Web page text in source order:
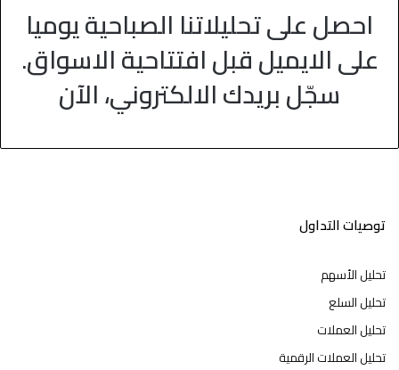
احصل على تحليلاتنا الصباحية يوميا
على الايميل قبل افتتاحية الاسواق.
سجّل بريدك الالكتروني، الآن
توصيات التداول
تحليل الأسهم
تحليل السلع
تحليل العملات
تحليل العملات الرقمية